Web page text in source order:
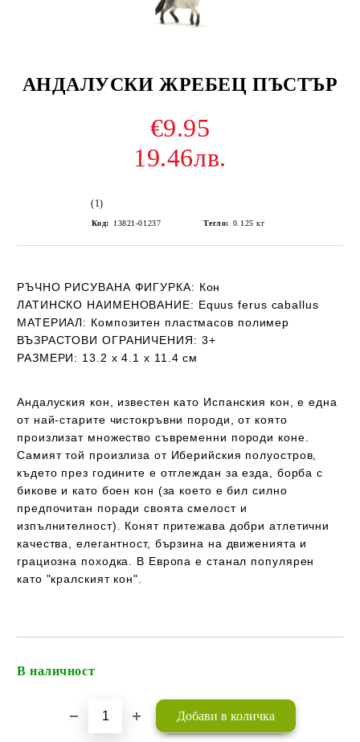
АНДАЛУСКИ ЖРЕБЕЦ ПЪСТЪР
€9.95
19.46лв.
(1)
Код: 13821-01237 Тегло: 0.125 кг
РЪЧНО РИСУВАНА ФИГУРКА: Кон
ЛАТИНСКО НАИМЕНОВАНИЕ: Equus ferus caballus
МАТЕРИАЛ: Композитен пластмасов полимер
ВЪЗРАСТОВИ ОГРАНИЧЕНИЯ: 3+
РАЗМЕРИ: 13.2 х 4.1 х 11.4 см
Андалуския кон, известен като Испанския кон, е една
от най-старите чистокръвни породи, от която
произлизат множество съвременни породи коне.
Самият той произлиза от Иберийския полуостров,
където през годините е отглеждан за езда, борба с
бикове и като боен кон (за което е бил силно
предпочитан поради своята смелост и
изпълнителност). Конят притежава добри атлетични
качества, елегантност, бързина на движенията и
грациозна походка. В Европа е станал популярен
като "кралският кон".
В наличност